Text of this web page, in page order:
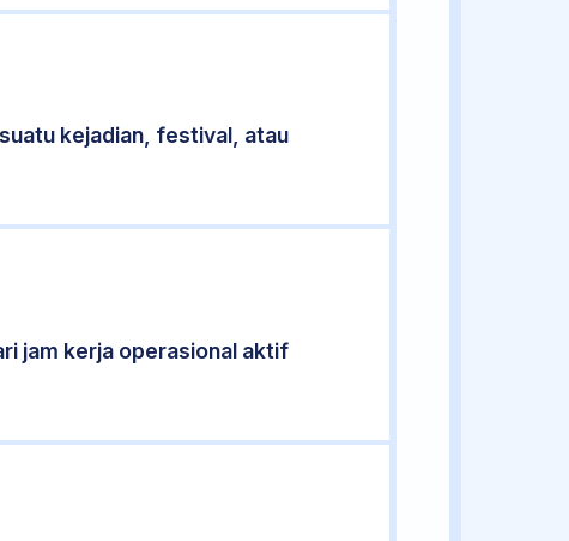
kejadian, festival, atau
jam kerja operasional aktif